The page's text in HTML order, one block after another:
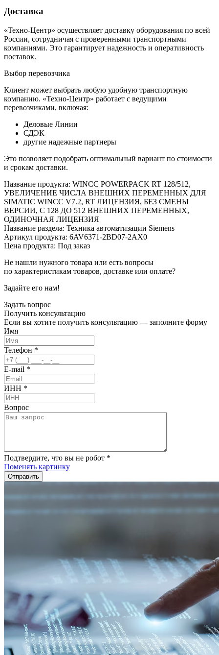
Доставка
«Техно-Центр» осуществляет доставку оборудования по всей
России, сотрудничая с проверенными транспортными
компаниями. Это гарантирует надежность и оперативность
поставок.
Выбор перевозчика
Клиент может выбрать любую удобную транспортную
компанию. «Техно-Центр» работает с ведущими
перевозчиками, включая:
Деловые Линии
СДЭК
другие надежные партнеры
Это позволяет подобрать оптимальный вариант по стоимости
и срокам доставки.
Название продукта: WINCC POWERPACK RT 128/512,
УВЕЛИЧЕНИЕ ЧИСЛА ВНЕШНИХ ПЕРЕМЕННЫХ ДЛЯ
SIMATIC WINCC V7.2, RT ЛИЦЕНЗИЯ, БЕЗ СМЕНЫ
ВЕРСИИ, C 128 ДО 512 ВНЕШНИХ ПЕРЕМЕННЫХ,
ОДИНОЧНАЯ ЛИЦЕНЗИЯ
Название раздела: Техника автоматизации Siemens
Артикул продукта: 6AV6371-2BD07-2AX0
Цена продукта: Под заказ
Не нашли нужного товара или есть вопросы
по характеристикам товаров, доставке или оплате?
Задайте его нам!
Задать вопрос
Получить консультацию
Если вы хотите получить консультацию — заполните форму
Имя
Телефон *
E-mail *
ИНН *
Вопрос
Подтвердите, что вы не робот *
Поменять картинку